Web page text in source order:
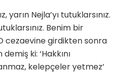
yarın Nejla’yı tutuklarsınız.
Benim bir
cezaevine girdikten sonra
ki: ‘Hakkını
kelepçeler yetmez’